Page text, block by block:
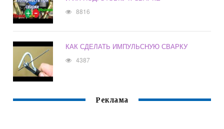
8816
КАК СДЕЛАТЬ ИМПУЛЬСНУЮ СВАРКУ
4387
Реклама